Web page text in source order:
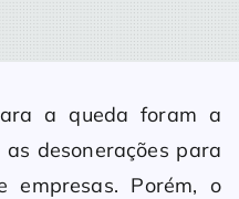
a queda foram a
desonerações para
empresas. Porém, o